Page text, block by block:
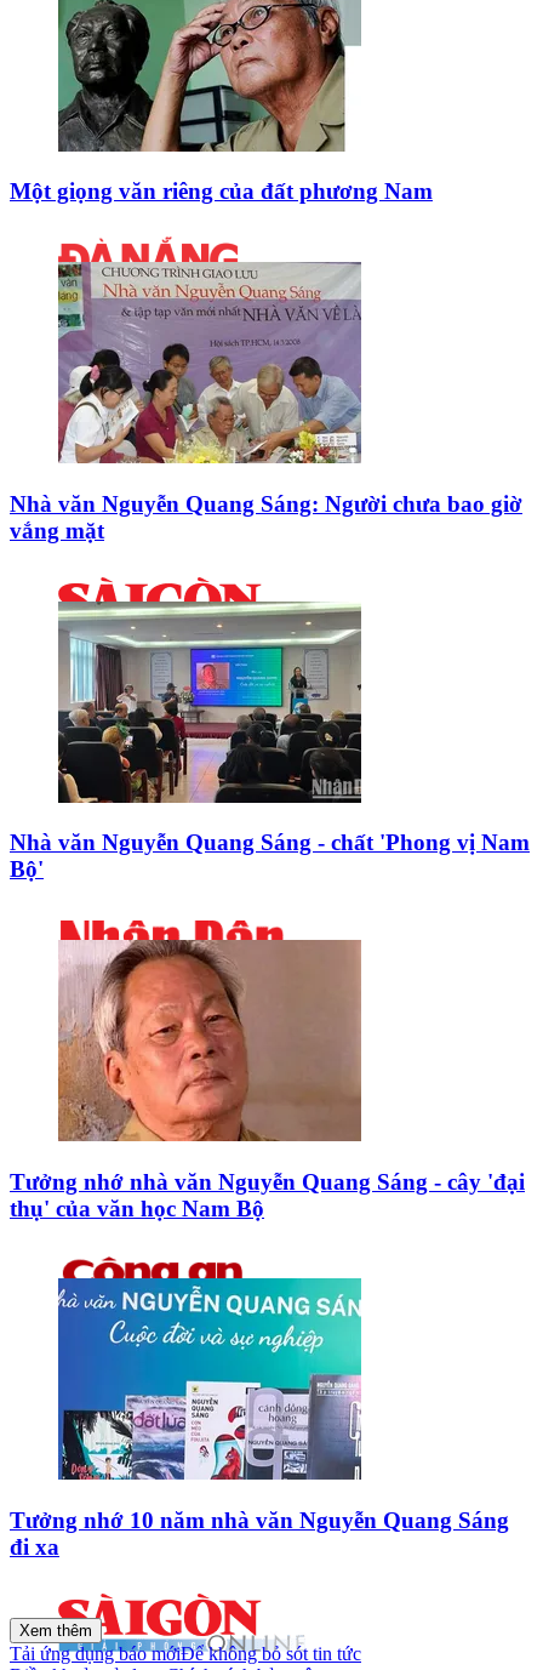
Một giọng văn riêng của đất phương Nam
Nhà văn Nguyễn Quang Sáng: Người chưa bao giờ
vắng mặt
Nhà văn Nguyễn Quang Sáng - chất 'Phong vị Nam
Bộ'
Tưởng nhớ nhà văn Nguyễn Quang Sáng - cây 'đại
thụ' của văn học Nam Bộ
Tưởng nhớ 10 năm nhà văn Nguyễn Quang Sáng
đi xa
Xem thêm
Tải ứng dụng báo mớiĐể không bỏ sót tin tức